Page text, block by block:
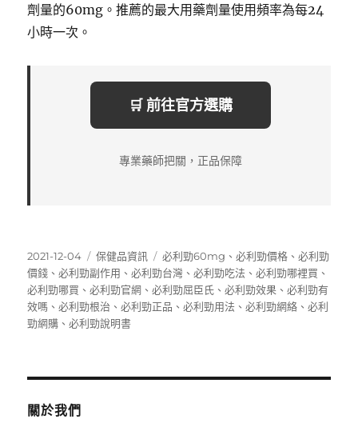
劑量的60mg。推薦的最大用藥劑量使用頻率為每24
小時一次。
🛒 前往官方選購
專業藥師把關，正品保障
發
佈
日
期:
2021-12-04
分
類
保健品資訊
標
籤
必利勁60mg 、必利勁價格 、必利勁
價錢 、必利勁副作用 、必利勁台灣 、必利勁吃法 、必利勁哪裡買 、
必利勁哪買 、必利勁官網 、必利勁屈臣氏 、必利勁效果 、必利勁有
效嗎 、必利勁根治 、必利勁正品 、必利勁用法 、必利勁網絡 、必利
勁網購 、必利勁說明書
關於我們